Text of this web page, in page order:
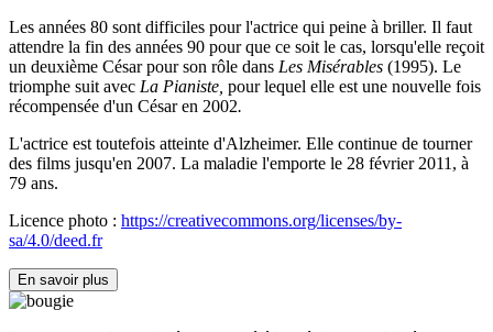
Les années 80 sont difficiles pour l'actrice qui peine à briller. Il faut
attendre la fin des années 90 pour que ce soit le cas, lorsqu'elle reçoit
un deuxième César pour son rôle dans Les Misérables (1995). Le
triomphe suit avec La Pianiste, pour lequel elle est une nouvelle fois
récompensée d'un César en 2002.
L'actrice est toutefois atteinte d'Alzheimer. Elle continue de tourner
des films jusqu'en 2007. La maladie l'emporte le 28 février 2011, à
79 ans.
Licence photo : https://creativecommons.org/licenses/by-
sa/4.0/deed.fr
En savoir plus